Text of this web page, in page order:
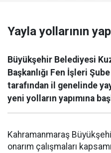
Yayla yollarının
Büyükşehir Belediyesi
Başkanlığı Fen İşleri
tarafından il genelinde
yeni yolların yapımına
Kahramanmaraş
onarım çalışmaları